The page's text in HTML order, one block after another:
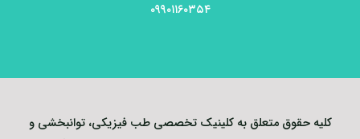
۰۹۹۰۱۱۶۰۳۵۴
کلیه حقوق متعلق به کلینیک تخصصی طب فیزیکی، توانبخشی و